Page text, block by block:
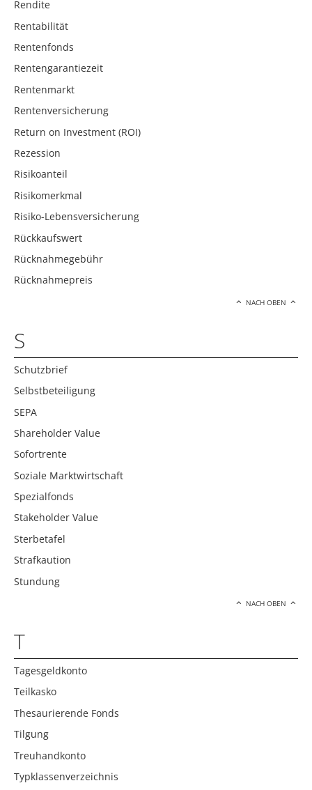
Rendite
Rentabilität
Rentenfonds
Rentengarantiezeit
Rentenmarkt
Rentenversicherung
Return on Investment (ROI)
Rezession
Risikoanteil
Risikomerkmal
Risiko-Lebensversicherung
Rückkaufswert
Rücknahmegebühr
Rücknahmepreis
NACH OBEN
S
Schutzbrief
Selbstbeteiligung
SEPA
Shareholder Value
Sofortrente
Soziale Marktwirtschaft
Spezialfonds
Stakeholder Value
Sterbetafel
Strafkaution
Stundung
NACH OBEN
T
Tagesgeldkonto
Teilkasko
Thesaurierende Fonds
Tilgung
Treuhandkonto
Typklassenverzeichnis